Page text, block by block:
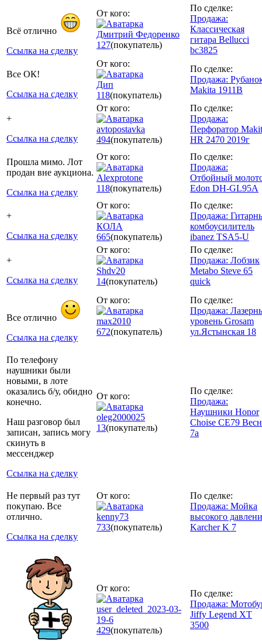
Всё отлично
Ссылка на сделку
От кого:
Дмитрий Федоренко
127(покупатель)
По сделке:
Продажа:
Классическая
гитара Bellucci
bc3825
Все ОК!
Ссылка на сделку
От кого:
Дип
118(покупатель)
По сделке:
Продажа:
Makita 1911B
+
Ссылка на сделку
От кого:
avtopostavka
494(покупатель)
По сделке:
Продажа:
Перфоратор
HR 2470 2019г
Прошла мимо. Лот
продан вне аукциона.
Ссылка на сделку
От кого:
Alexprotone
118(покупатель)
По сделке:
Продажа:
Отбойный
Edon DH-GL95A
+
Ссылка на сделку
От кого:
КОЛА
665(покупатель)
По сделке:
Продажа:
комбоусилитель
ibanez TSA5-U
+
Ссылка на сделку
От кого:
Shdv20
14(покупатель)
По сделке:
Продажа: Лобзик
Metabo Steve 65
quick
Все отлично
Ссылка на сделку
От кого:
max2010
672(покупатель)
По сделке:
Продажа:
уровень Grosam
ул.Ястынская 18
По телефону
наушники были
новыми, в лоте
оказались б/у, обидно
конечно.
Наш разговор был
записан, запись могу
скинуть в
мессенджер
Ссылка на сделку
От кого:
oleg2000025
13(покупатель)
По сделке:
Продажа:
Наушники Honor
Choise CE79
7а
Не первый раз тут
покупаю. Все
отлично.
Ссылка на сделку
От кого:
kenny73
733(покупатель)
По сделке:
Продажа: Мойка
высокого
Karcher K 7
От кого:
user_deleted_2023-03-
19-6
429(покупатель)
По сделке:
Продажа:
Jiffy Legend XT
3500